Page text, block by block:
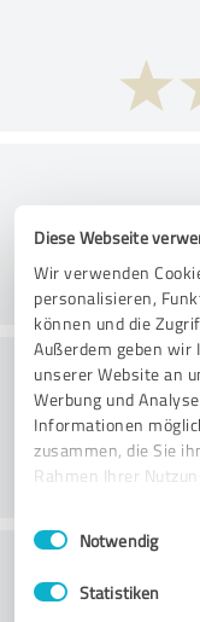
Diese Webseite
Wir verwenden
personalisieren,
können und die
Außerdem geben
unserer Website an
Werbung und
Informationen
zusammen, die Sie
Rahmen Ihrer
Impressum
Einwilligungsauswahl
Notwendig
Statistiken